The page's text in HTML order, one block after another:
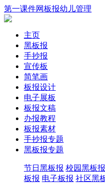
第一课件网板报幼儿管理
主页
黑板报
手抄报
宣传板
简笔画
板报设计
电子展板
板报文稿
办报教程
板报素材
手抄报专题
黑板报专题
节日黑板报 校园黑板报
板报 电子板报 社区黑